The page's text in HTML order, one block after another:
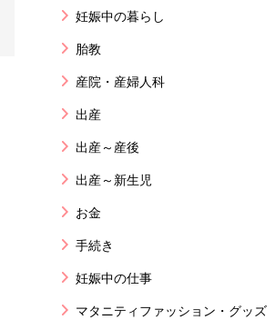
妊娠中の暮らし
胎教
産院・産婦人科
出産
出産～産後
出産～新生児
お金
手続き
妊娠中の仕事
マタニティファッション・グッズ